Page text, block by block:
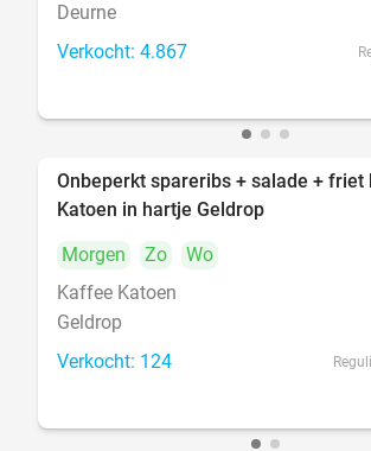
Deurne
Verkocht: 4.867
Onbeperkt spareribs + salade + friet
Katoen in hartje Geldrop
Morgen
Zo
Wo
Kaffee Katoen
Geldrop
Verkocht: 124